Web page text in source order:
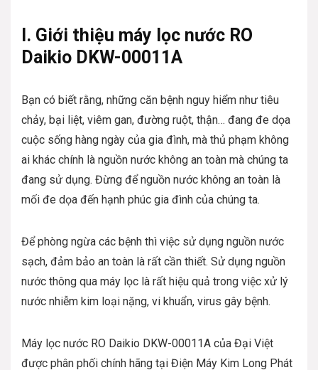
I. Giới thiệu máy lọc nước RO
Daikio DKW-00011A
Bạn có biết rằng, những căn bệnh nguy hiểm như tiêu
chảy, bại liệt, viêm gan, đường ruột, thận… đang đe dọa
cuộc sống hàng ngày của gia đình, mà thủ phạm không
ai khác chính là nguồn nước không an toàn mà chúng ta
đang sử dụng. Đừng để nguồn nước không an toàn là
mối đe dọa đến hạnh phúc gia đình của chúng ta.
Để phòng ngừa các bệnh thì việc sử dụng nguồn nước
sạch, đảm bảo an toàn là rất cần thiết. Sử dụng nguồn
nước thông qua máy lọc là rất hiệu quả trong việc xử lý
nước nhiễm kim loại nặng, vi khuẩn, virus gây bệnh.
Máy lọc nước RO Daikio DKW-00011A của Đại Việt
được phân phối chính hãng tại Điện Máy Kim Long Phát